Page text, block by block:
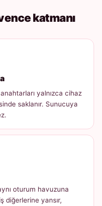
katmanı
yalnızca cihaz
saklanır. Sunucuya
oturum havuzuna
diğerlerine yansır,